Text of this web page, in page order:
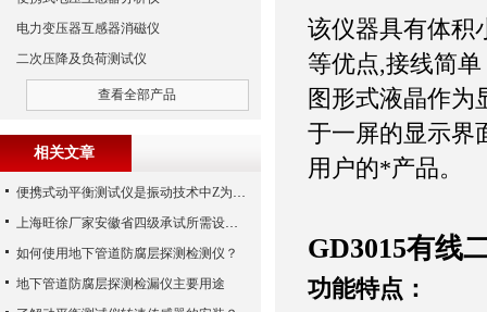
该仪器具有体积
等优点,接线简
图形式液晶作为
于一屏的显示界
用户的*产品。
GD3015有线
功能特点：
电力变压器互感器消磁仪
二次压降及负荷测试仪
查看全部产品
相关文章
便携式动平衡测试仪是振动技术中Z为理想之工具
上海旺徐厂家安徽省四级承试所需设备配置清单
如何使用地下管道防腐层探测检测仪？
地下管道防腐层探测检漏仪主要用途